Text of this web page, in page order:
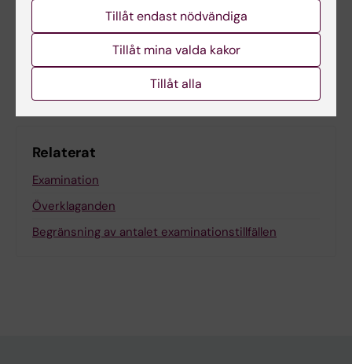
Dela
Relaterat
Examination
Överklaganden
Begränsning av antalet examinationstillfällen
Tillåt endast nödvändiga
Tillåt mina valda kakor
Tillåt alla